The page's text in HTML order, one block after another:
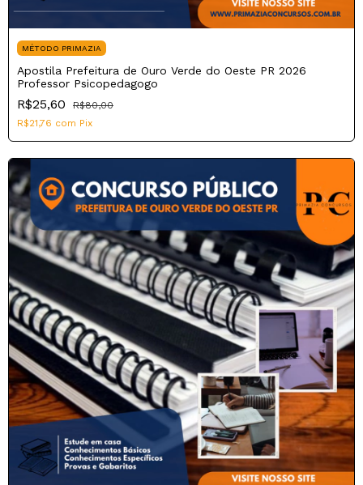
MÉTODO PRIMAZIA
Apostila Prefeitura de Ouro Verde do Oeste PR 2026
Professor Psicopedagogo
R$25,60
R$80,00
R$21,76 com Pix